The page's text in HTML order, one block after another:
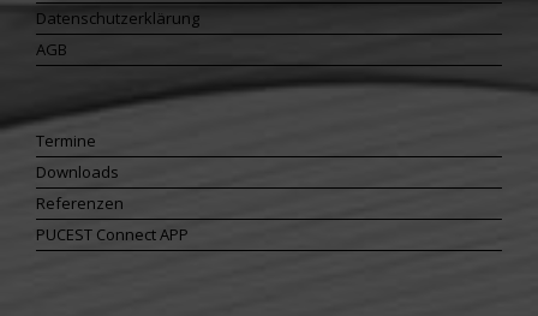
Datenschutzerklärung
AGB
Termine
Downloads
Referenzen
PUCEST Connect APP